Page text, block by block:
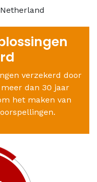
verzekerd door
dan 30 jaar
het maken van